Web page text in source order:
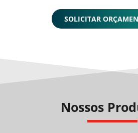
SOLICITAR
Nossos